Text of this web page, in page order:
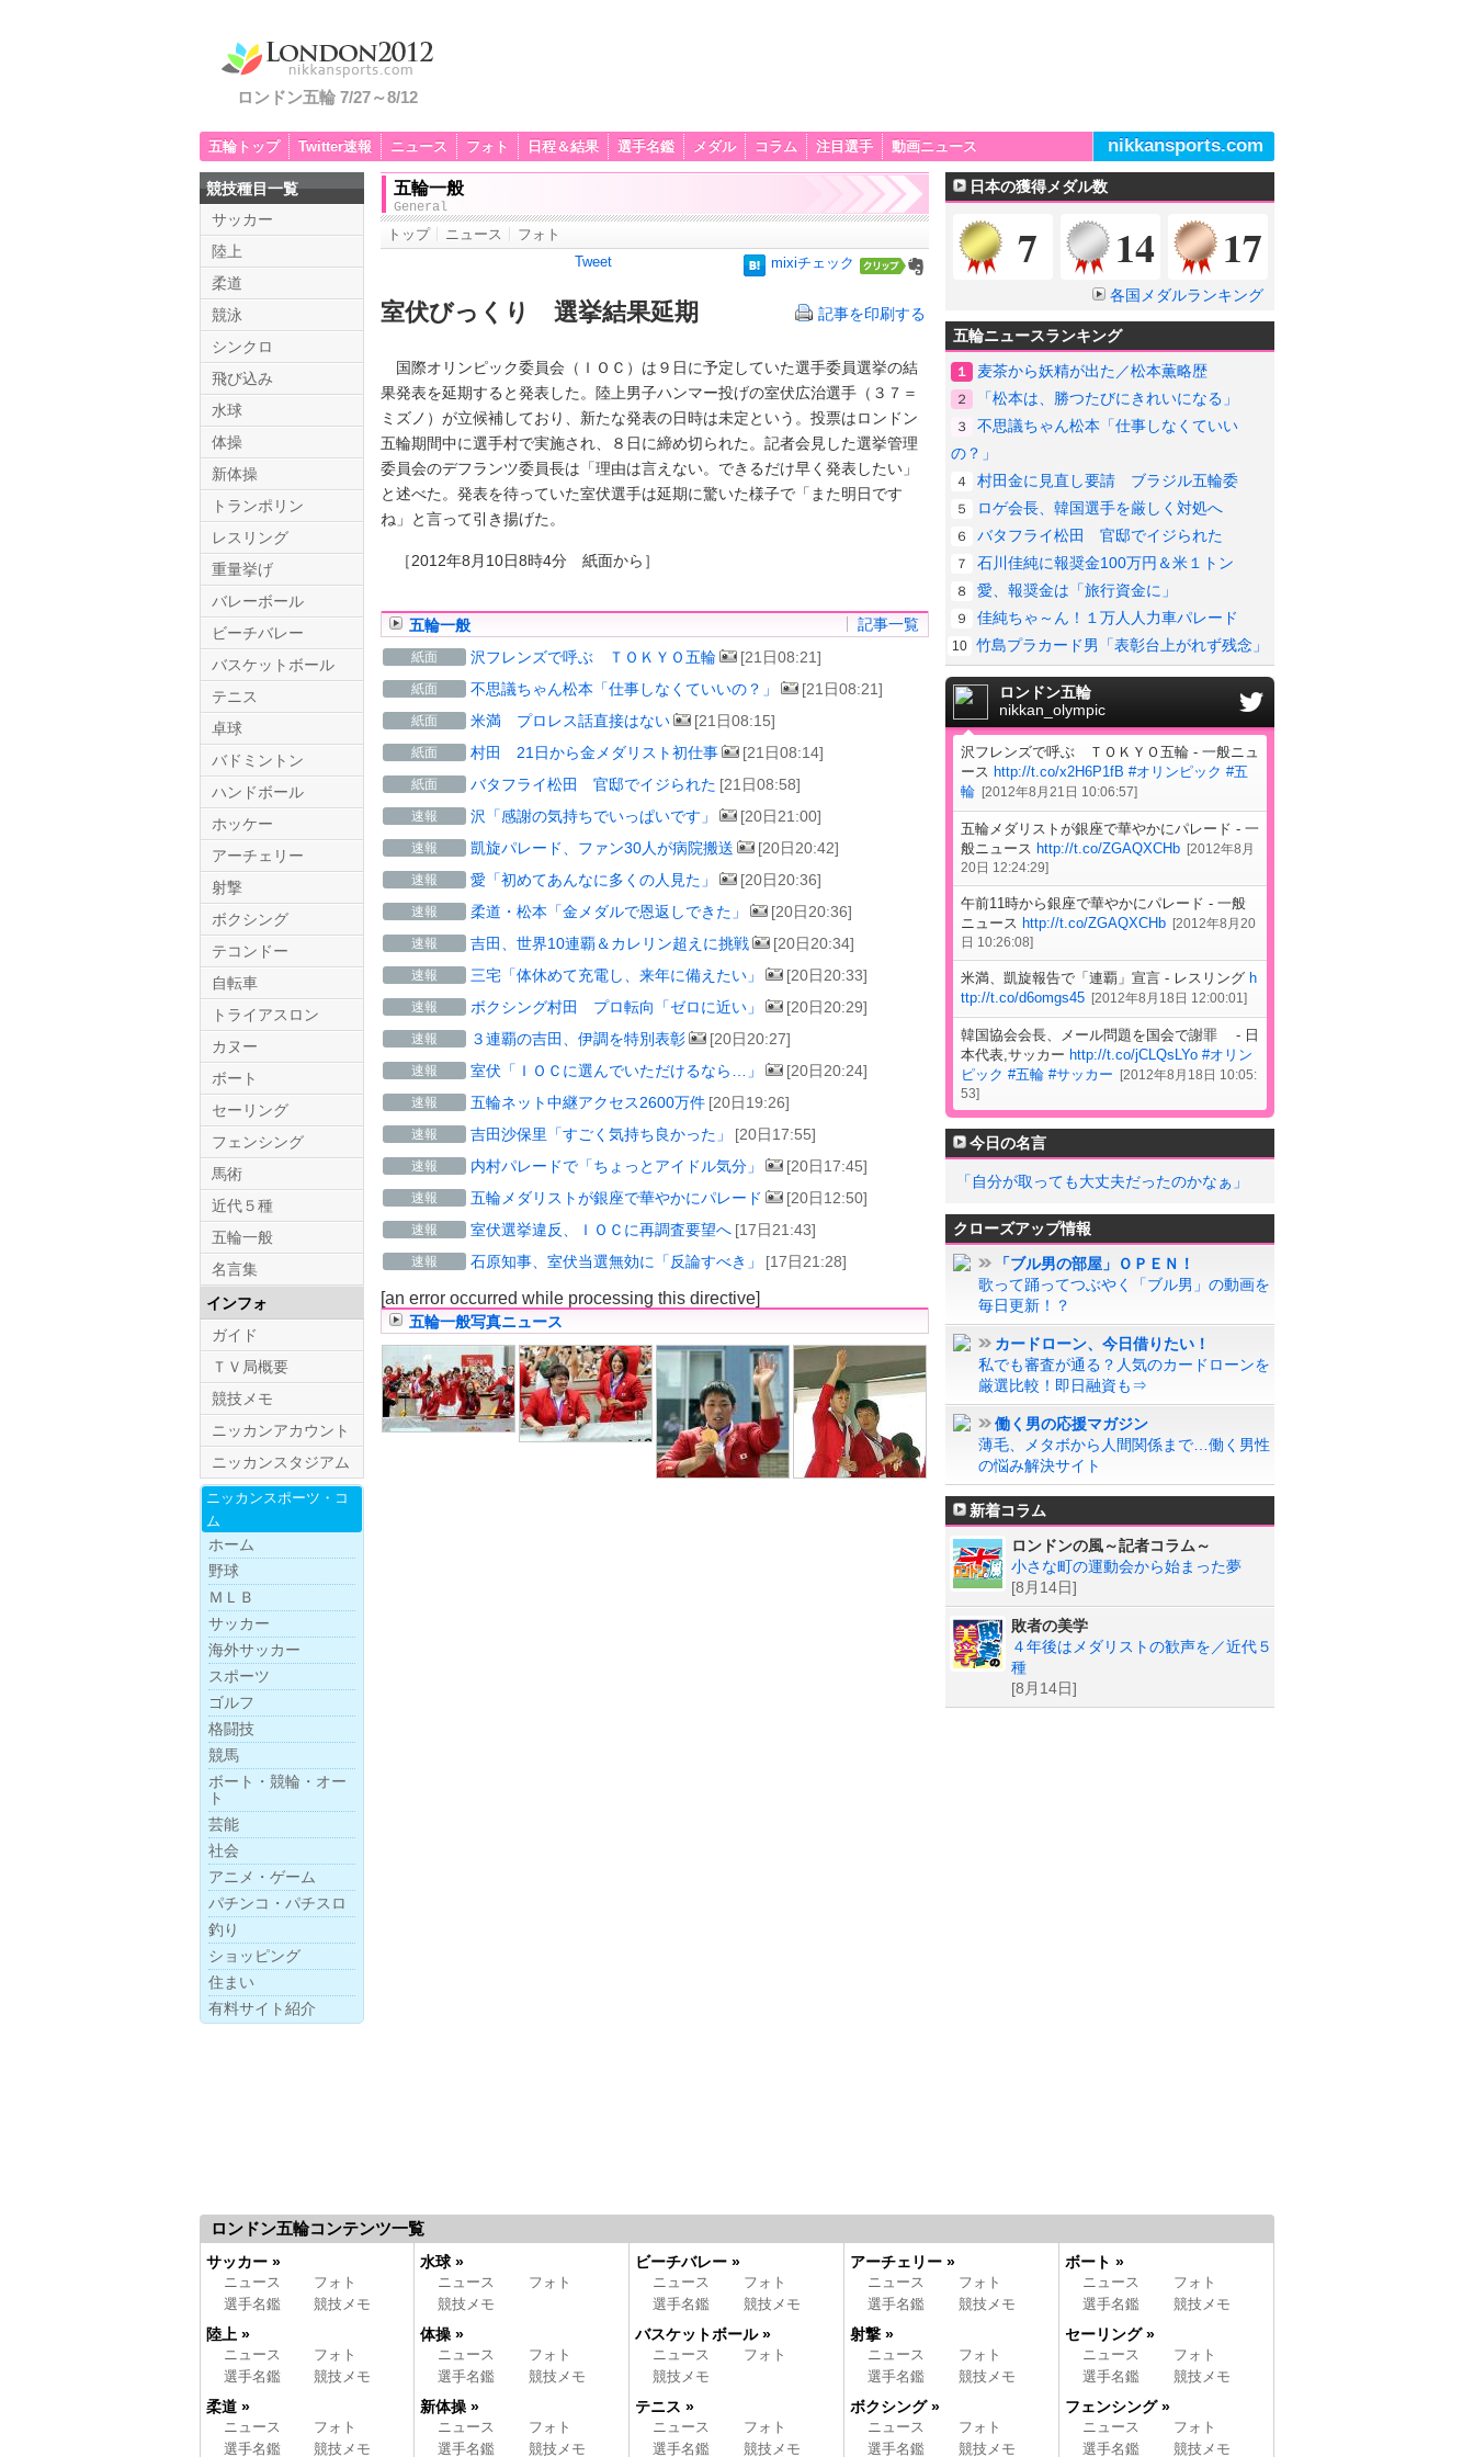
ロンドン五輪 7/27～8/12
五輪トップ Twitter速報 ニュース フォト 日程＆結果 選手名鑑 メダル コラム 注目選手 動画ニュース nikkansports.com
五輪一般
General
トップ ニュース
フォト
Tweet
mixiチェック
室伏びっくり 選挙結果延期 記事を印刷する
国際オリンピック委員会（ＩＯＣ）は９日に予定していた選手委員選挙の結
果発表を延期すると発表した。陸上男子ハンマー投げの室伏広治選手（３７＝
ミズノ）が立候補しており、新たな発表の日時は未定という。投票はロンドン
五輪期間中に選手村で実施され、８日に締め切られた。記者会見した選挙管理
委員会のデフランツ委員長は「理由は言えない。できるだけ早く発表したい」
と述べた。発表を待っていた室伏選手は延期に驚いた様子で「また明日です
ね」と言って引き揚げた。
［2012年8月10日8時4分 紙面から］
五輪一般 記事一覧
紙面 沢フレンズで呼ぶ ＴＯＫＹＯ五輪 [21日08:21]
紙面 不思議ちゃん松本「仕事しなくていいの？」 [21日08:21]
紙面 米満 プロレス話直接はない [21日08:15]
紙面 村田 21日から金メダリスト初仕事 [21日08:14]
紙面 バタフライ松田 官邸でイジられた [21日08:58]
速報 沢「感謝の気持ちでいっぱいです」 [20日21:00]
速報 凱旋パレード、ファン30人が病院搬送 [20日20:42]
速報 愛「初めてあんなに多くの人見た」 [20日20:36]
速報 柔道・松本「金メダルで恩返しできた」 [20日20:36]
速報 吉田、世界10連覇＆カレリン超えに挑戦 [20日20:34]
速報 三宅「体休めて充電し、来年に備えたい」 [20日20:33]
速報 ボクシング村田 プロ転向「ゼロに近い」 [20日20:29]
速報 ３連覇の吉田、伊調を特別表彰 [20日20:27]
速報 室伏「ＩＯＣに選んでいただけるなら…」 [20日20:24]
速報 五輪ネット中継アクセス2600万件 [20日19:26]
速報 吉田沙保里「すごく気持ち良かった」 [20日17:55]
速報 内村パレードで「ちょっとアイドル気分」 [20日17:45]
速報 五輪メダリストが銀座で華やかにパレード [20日12:50]
速報 室伏選挙違反、ＩＯＣに再調査要望へ [17日21:43]
速報 石原知事、室伏当選無効に「反論すべき」 [17日21:28]
[an error occurred while processing this directive]
五輪一般写真ニュース
競技種目一覧
サッカー
陸上
柔道
競泳
シンクロ
飛び込み
水球
体操
新体操
トランポリン
レスリング
重量挙げ
バレーボール
ビーチバレー
バスケットボール
テニス
卓球
バドミントン
ハンドボール
ホッケー
アーチェリー
射撃
ボクシング
テコンドー
自転車
トライアスロン
カヌー
ボート
セーリング
フェンシング
馬術
近代５種
五輪一般
名言集
インフォ
ガイド
ＴＶ局概要
競技メモ
ニッカンアカウント
ニッカンスタジアム
ニッカンスポーツ・ コ
ム
ホーム
野球
ＭＬＢ
サッカー
海外サッカー
スポーツ
ゴルフ
格闘技
競馬
ボー ト・ 競輪・ オー
ト
芸能
社会
アニメ・ゲーム
パチンコ・パチスロ
釣り
ショッピング
住まい
有料サイト紹介
日本の獲得メダル数
金メダル
7 銀メダル
14 17
各国メダルランキング
五輪ニュースランキング
１ 麦茶から妖精が出た／松本薫略歴
２ 「松本は、勝つたびにきれいになる」
３
不思議ちゃん松本「仕事しなくていい
の？」
４ 村田金に見直し要請 ブラジル五輪委
５ ロゲ会長、韓国選手を厳しく対処へ
６ バタフライ松田 官邸でイジられた
７ 石川佳純に報奨金100万円＆米１トン
８ 愛、報奨金は「旅行資金に」
９ 佳純ちゃ～ん！１万人人力車パレード
10 竹島プラカード男「表彰台上がれず残念」
Twitter.com
ロンドン五輪
nikkan_olympic
沢フレンズで呼ぶ ＴＯＫＹＯ五輪 - 一般ニュ
ース http://t.co/x2H6P1fB #オリンピック #五
輪 [2012年8月21日 10:06:57]
五輪メダリストが銀座で華やかにパレード - 一
般ニュース http://t.co/ZGAQXCHb [2012年8月
20日 12:24:29]
午前11時から銀座で華やかにパレード - 一般
ニュース http://t.co/ZGAQXCHb [2012年8月20
日 10:26:08]
米満、凱旋報告で「連覇」宣言 - レスリング h
ttp://t.co/d6omgs45 [2012年8月18日 12:00:01 ]
韓国協会会長、メール問題を国会で謝罪 - 日
本代表,サッカー http://t.co/jCLQsLYo #オリン
ピック #五輪 #サッカー [2012年8月18日 10:05:
53]
今日の名言
「自分が取っても大丈夫だったのかなぁ」
クローズアップ情報
「ブル男の部屋」ＯＰＥＮ！
歌って踊ってつぶやく「ブル男」の動画を
毎日更新！？
カードローン、今日借りたい！
私でも審査が通る？人気のカードローンを
厳選比較！即日融資も⇒
働く男の応援マガジン
薄毛、メタボから人間関係まで…働く男性
の悩み解決サイト
新着コラム
ロンドンの風～記者コラム～
小さな町の運動会から始まった夢
[8月14日]
敗者の美学
４年後はメダリストの歓声を／近代５
種
[8月14日]
ロンドン五輪コンテンツ一覧
サッカー »
ニュース
フォト
選手名鑑
競技メモ
陸上 »
ニュース
フォト
選手名鑑
競技メモ
柔道 »
ニュース
フォト
選手名鑑
競技メモ
水球 »
ニュース
フォト
競技メモ
体操 »
ニュース
フォト
選手名鑑
競技メモ
新体操 »
ニュース
フォト
選手名鑑
競技メモ
ビーチバレー »
ニュース
フォト
選手名鑑
競技メモ
バスケットボール »
ニュース
フォト
競技メモ
テニス »
ニュース
フォト
選手名鑑
競技メモ
アーチェリー »
ニュース
フォト
選手名鑑
競技メモ
射撃 »
ニュース
フォト
選手名鑑
競技メモ
ボクシング »
ニュース
フォト
選手名鑑
競技メモ
ボート »
ニュース
フォト
選手名鑑
競技メモ
セーリング »
ニュース
フォト
選手名鑑
競技メモ
フェンシング »
ニュース
フォト
選手名鑑
競技メモ